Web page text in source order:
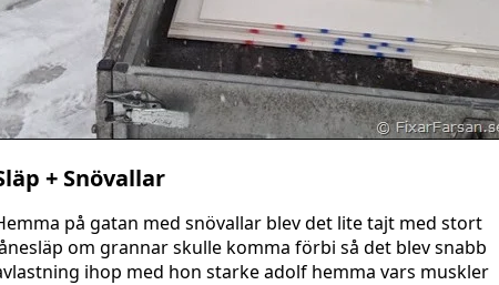
+ Snövallar
på gatan med snövallar blev det lite tajt med stort
om grannar skulle komma förbi så det blev snabb
ihop med hon starke adolf hemma vars muskler